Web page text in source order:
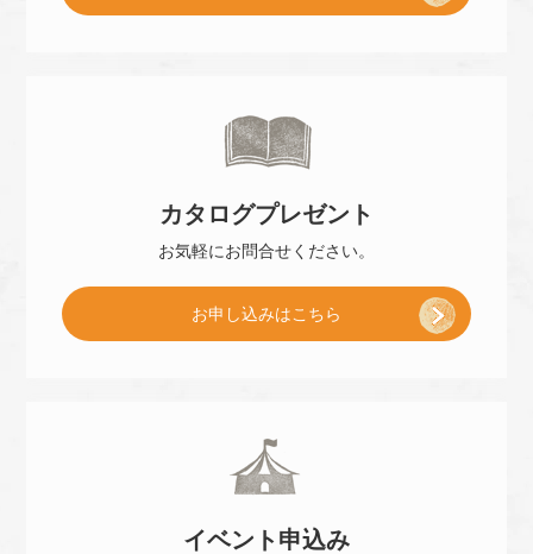
予
カタログプレゼント
お気軽にお問合せください。
お申し込みはこちら
イベント 申込み